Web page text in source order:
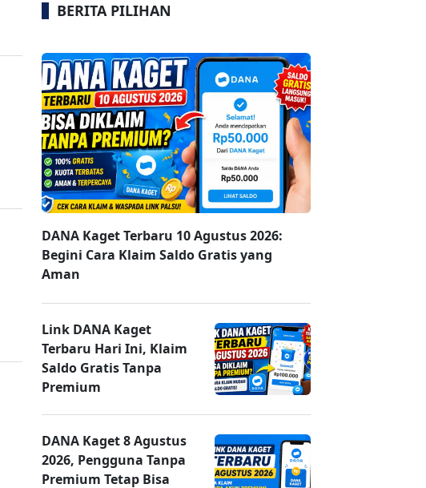
BERITA PILIHAN
DANA Kaget Terbaru 10 Agustus 2026:
Begini Cara Klaim Saldo Gratis yang
Aman
Link DANA Kaget
Terbaru Hari Ini, Klaim
Saldo Gratis Tanpa
Premium
DANA Kaget 8 Agustus
2026, Pengguna Tanpa
Premium Tetap Bisa